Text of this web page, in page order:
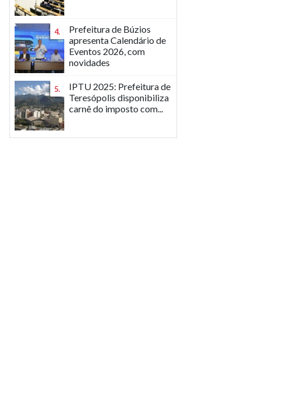
4.
Prefeitura de Búzios
apresenta Calendário de
Eventos 2026, com
novidades
5.
IPTU 2025: Prefeitura de
Teresópolis disponibiliza
carnê do imposto com...